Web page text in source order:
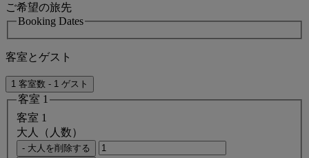
ご希望の旅先
Booking Dates
客室とゲスト
1 客室数 - 1 ゲスト
客室 1
客室 1
大人（人数）
- 大人を削除する